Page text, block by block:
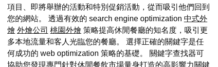
項目、即將舉辦的活動和特別促銷活動，從而吸引他們回到
您的網站。 透過有效的 search engine optimization 中式外
燴 外燴公司 桃園外燴 策略提高休閒餐廳的知名度，吸引更
多本地流量和客人光臨您的餐廳。 選擇正確的關鍵字是任
何成功的 web optimization 策略的基礎。 關鍵字查找器可
協助您發現專門針對休閒餐飲市場量身打造的高影響力關鍵